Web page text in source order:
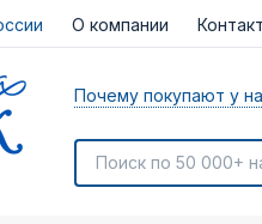
О компании
Почему покупают у